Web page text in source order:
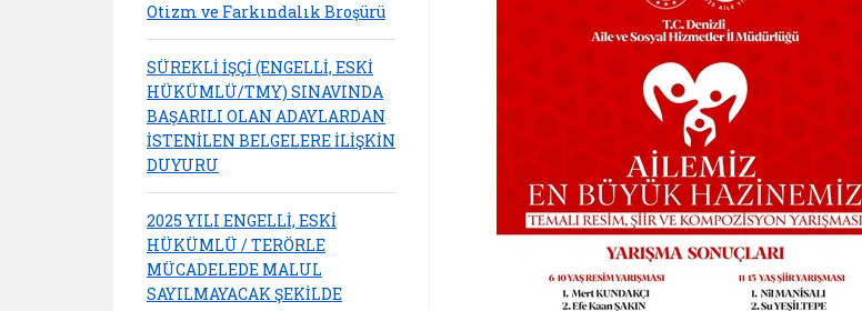
Otizm ve Farkındalık Broşürü
SÜREKLİ İŞÇİ (ENGELLİ, ESKİ
HÜKÜMLÜ/TMY) SINAVINDA
BAŞARILI OLAN ADAYLARDAN
İSTENİLEN BELGELERE İLİŞKİN
DUYURU
2025 YILI ENGELLİ, ESKİ
HÜKÜMLÜ / TERÖRLE
MÜCADELEDE MALUL
SAYILMAYACAK ŞEKİLDE